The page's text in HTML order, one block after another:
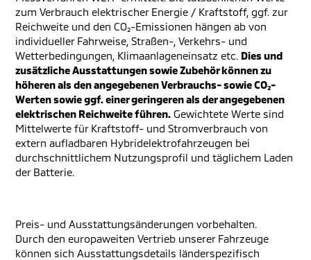
zum Verbrauch elektrischer Energie / Kraftstoff, ggf. zur
Reichweite und den CO₂-Emissionen hängen ab von
individueller Fahrweise, Straßen-, Verkehrs- und
Wetterbedingungen, Klimaanlageneinsatz etc. Dies und
zusätzliche Ausstattungen sowie Zubehör können zu
höheren als den angegebenen Verbrauchs- sowie CO₂-
Werten sowie ggf. einer geringeren als der angegebenen
elektrischen Reichweite führen. Gewichtete Werte sind
Mittelwerte für Kraftstoff- und Stromverbrauch von
extern aufladbaren Hybridelektrofahrzeugen bei
durchschnittlichem Nutzungsprofil und täglichem Laden
der Batterie.
Preis- und Ausstattungsänderungen vorbehalten.
Durch den europaweiten Vertrieb unserer Fahrzeuge
können sich Ausstattungsdetails länderspezifisch